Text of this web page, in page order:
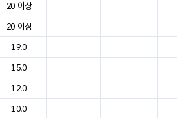
20 이상
20 이상
19.0
15.0
12.0
10.0